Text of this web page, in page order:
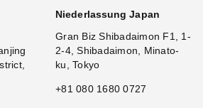
Niederlassung Japan
Gran Biz Shibadaimon F1, 1-
2-4, Shibadaimon, Minato-
ku, Tokyo
+81 080 1680 0727